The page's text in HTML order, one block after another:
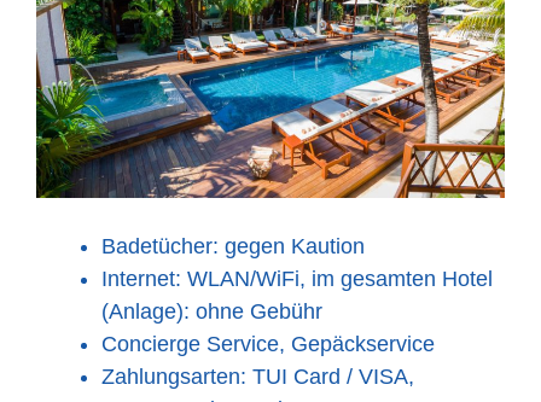
Badetücher: gegen Kaution
Internet: WLAN/WiFi, im gesamten Hotel
(Anlage): ohne Gebühr
Concierge Service, Gepäckservice
Zahlungsarten: TUI Card / VISA,